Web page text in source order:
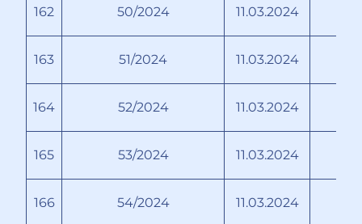
162 50/2024 11.03.2024
163 51/2024 11.03.2024
164 52/2024 11.03.2024
165 53/2024 11.03.2024
166 54/2024 11.03.2024